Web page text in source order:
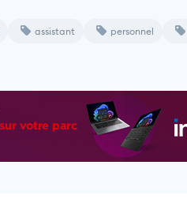
assistant personnel